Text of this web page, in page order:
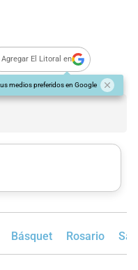
Agregar El Litoral en
medios preferidos en Google
Básquet Rosario